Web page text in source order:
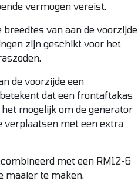
vermogen vereist.
van aan de voorzijde
zijn geschikt voor het
de voorzijde een
dat een frontaftakas
mogelijk om de generator
verplaatsen met een extra
met een RM12-6
maaier te maken.